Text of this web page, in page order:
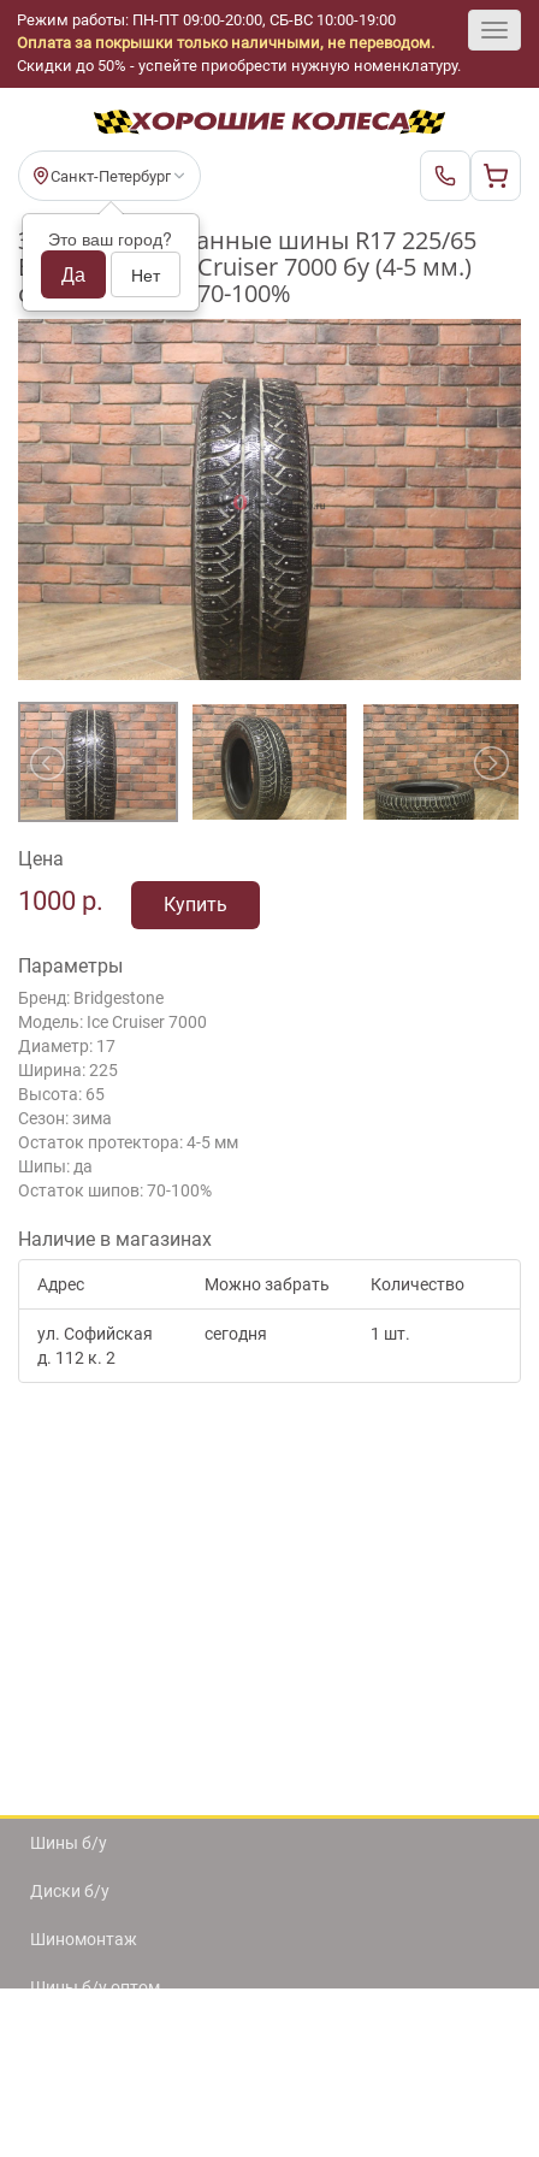
Режим работы: ПН-ПТ 09:00-20:00, СБ-ВС 10:00-19:00
Оплата за покрышки только наличными, не переводом.
Скидки до 50% - успейте приобрести нужную номенклатуру.
Санкт-Петербург
Это ваш город?
Да Нет
Зимние шипованные шины R17 225/65
Bridgestone Ice Cruiser 7000 бу (4-5 мм.)
остаток шипов 70-100%
Цена
1000 р. Купить
Параметры
Бренд: Bridgestone
Модель: Ice Cruiser 7000
Диаметр: 17
Ширина: 225
Высота: 65
Сезон: зима
Остаток протектора: 4-5 мм
Шипы: да
Остаток шипов: 70-100%
Наличие в магазинах
Адрес Можно забрать Количество
ул. Софийская
д. 112 к. 2
сегодня 1 шт.
Шины б/у
Диски б/у
Шиномонтаж
Шины б/у оптом